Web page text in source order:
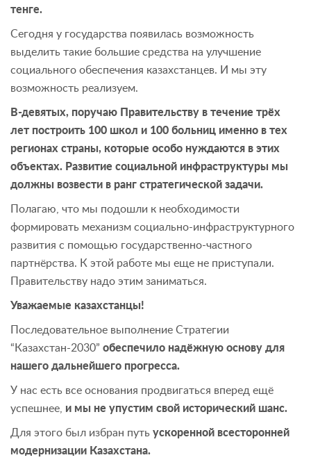
тенге.
Сегодня у государства появилась возможность
выделить такие большие средства на улучшение
социального обеспечения казахстанцев. И мы эту
возможность реализуем.
В-девятых, поручаю Правительству в течение трёх
лет построить 100 школ и 100 больниц именно в тех
регионах страны, которые особо нуждаются в этих
объектах. Развитие социальной инфраструктуры мы
должны возвести в ранг стратегической задачи.
Полагаю, что мы подошли к необходимости
формировать механизм социально-инфраструктурного
развития с помощью государственно-частного
партнёрства. К этой работе мы еще не приступали.
Правительству надо этим заниматься.
Уважаемые казахстанцы!
Последовательное выполнение Стратегии
“Казахстан-2030” обеспечило надёжную основу для
нашего дальнейшего прогресса.
У нас есть все основания продвигаться вперед ещё
успешнее, и мы не упустим свой исторический шанс.
Для этого был избран путь ускоренной всесторонней
модернизации Казахстана.